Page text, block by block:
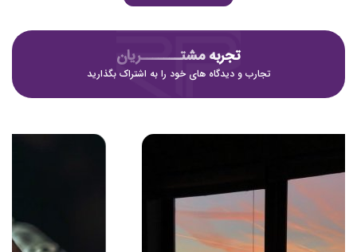
تجربه مشتـــــــریان
تجارب و دیدگاه های خود را به اشتراک بگذارید